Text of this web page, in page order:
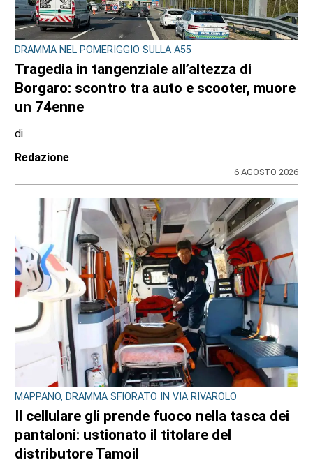
DRAMMA NEL POMERIGGIO SULLA A55
Tragedia in tangenziale all’altezza di
Borgaro: scontro tra auto e scooter, muore
un 74enne
di
Redazione
6 AGOSTO 2026
MAPPANO, DRAMMA SFIORATO IN VIA RIVAROLO
Il cellulare gli prende fuoco nella tasca dei
pantaloni: ustionato il titolare del
distributore Tamoil